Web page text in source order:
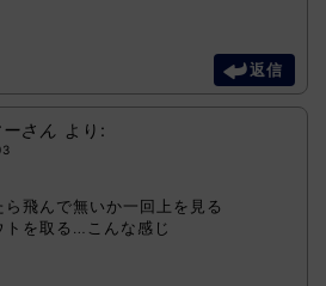
返信
さん より:
ら飛んで無いか一回上を見る
トを取る…こんな感じ